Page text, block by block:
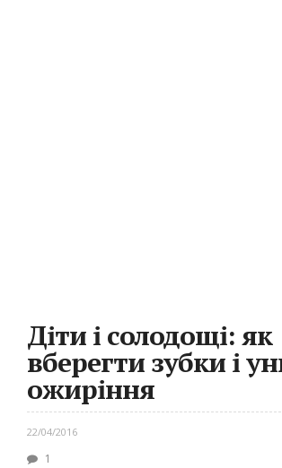
Діти і солодощі: як
вберегти зубки і
ожиріння
22/04/2016
1